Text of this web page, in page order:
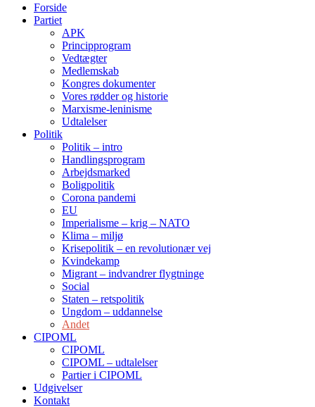
Forside
Partiet
APK
Principprogram
Vedtægter
Medlemskab
Kongres dokumenter
Vores rødder og historie
Marxisme-leninisme
Udtalelser
Politik
Politik – intro
Handlingsprogram
Arbejdsmarked
Boligpolitik
Corona pandemi
EU
Imperialisme – krig – NATO
Klima – miljø
Krisepolitik – en revolutionær vej
Kvindekamp
Migrant – indvandrer flygtninge
Social
Staten – retspolitik
Ungdom – uddannelse
Andet
CIPOML
CIPOML
CIPOML – udtalelser
Partier i CIPOML
Udgivelser
Kontakt